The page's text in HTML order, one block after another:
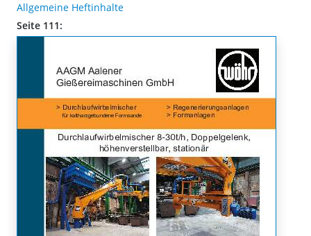
Allgemeine Heftinhalte
Seite 111: